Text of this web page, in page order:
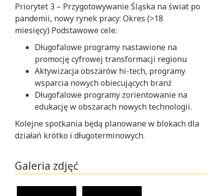
Priorytet 3 – Przygotowywanie Śląska na świat po
pandemii, nowy rynek pracy: Okres (>18
miesięcy) Podstawowe cele:
Długofalowe programy nastawione na
promocję cyfrowej transformacji regionu
Aktywizacja obszarów hi-tech, programy
wsparcia nowych obiecujących branż
Długofalowe programy zorientowanie na
edukację w obszarach nowych technologii.
Kolejne spotkania będą planowane w blokach dla
działań krótko i długoterminowych.
Galeria zdjęć
Po
After